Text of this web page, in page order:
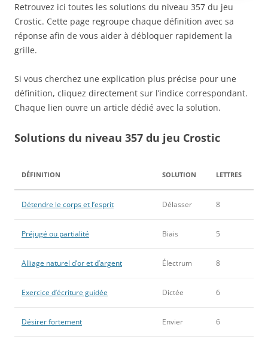
Retrouvez ici toutes les solutions du niveau 357 du jeu
Crostic. Cette page regroupe chaque définition avec sa
réponse afin de vous aider à débloquer rapidement la
grille.
Si vous cherchez une explication plus précise pour une
définition, cliquez directement sur l’indice correspondant.
Chaque lien ouvre un article dédié avec la solution.
Solutions du niveau 357 du jeu Crostic
DÉFINITION SOLUTION LETTRES
Détendre le corps et l’esprit Délasser 8
Préjugé ou partialité Biais 5
Alliage naturel d’or et d’argent Électrum 8
Exercice d’écriture guidée Dictée 6
Désirer fortement Envier 6